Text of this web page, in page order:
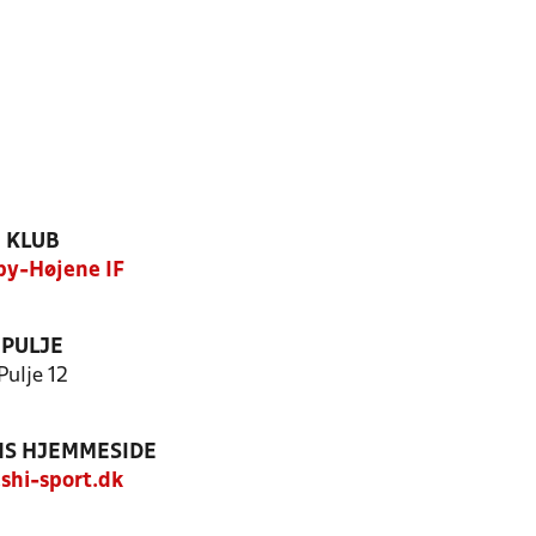
KLUB
Højene IF
PULJE
12
HJEMMESIDE
sport.dk